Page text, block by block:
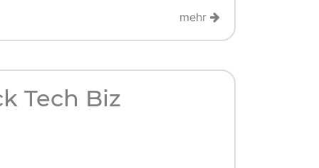
mehr
Tech Biz